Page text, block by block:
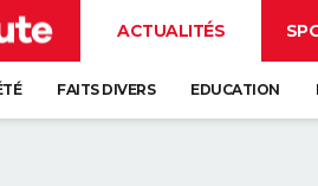
ACTUALITÉS
FAITS DIVERS EDUCATION